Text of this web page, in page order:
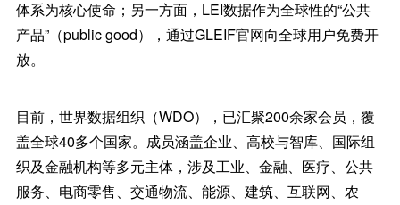
体系为核心使命；另一方面，LEI数据作为全球性的“公共
产品”（public good），通过GLEIF官网向全球用户免费开
放。
目前，世界数据组织（WDO），已汇聚200余家会员，覆
盖全球40多个国家。成员涵盖企业、高校与智库、国际组
织及金融机构等多元主体，涉及工业、金融、医疗、公共
服务、电商零售、交通物流、能源、建筑、互联网、农